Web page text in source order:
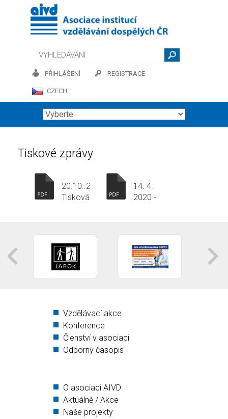
CZECH
PŘIHLÁŠENÍ REGISTRACE
Tiskové zprávy
20.10..2020
Tisková
dospělých
další
obětí
pandemie.pdf
14. 4.
2020 -
pandemie.pdf
Vzdělávací akce
Konference
Členství v asociaci
Odborný časopis
O asociaci AIVD
Aktuálně / Akce
Naše projekty